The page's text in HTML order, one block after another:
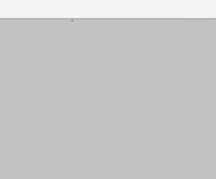
952,00 €